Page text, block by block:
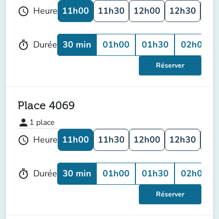
schedule Heure 11h00 11h30 12h00 12h30
timer Durée 30 min 01h00 01h30 02h00
Réserver
Place 4069
person 1 place
schedule Heure 11h00 11h30 12h00 12h30
timer Durée 30 min 01h00 01h30 02h00
Réserver